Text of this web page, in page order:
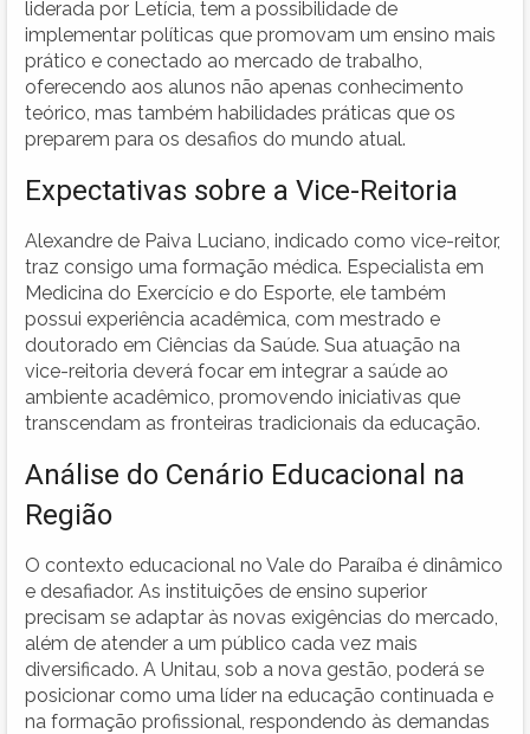
liderada por Letícia, tem a possibilidade de
implementar políticas que promovam um ensino mais
prático e conectado ao mercado de trabalho,
oferecendo aos alunos não apenas conhecimento
teórico, mas também habilidades práticas que os
preparem para os desafios do mundo atual.
Expectativas sobre a Vice-Reitoria
Alexandre de Paiva Luciano, indicado como vice-reitor,
traz consigo uma formação médica. Especialista em
Medicina do Exercício e do Esporte, ele também
possui experiência acadêmica, com mestrado e
doutorado em Ciências da Saúde. Sua atuação na
vice-reitoria deverá focar em integrar a saúde ao
ambiente acadêmico, promovendo iniciativas que
transcendam as fronteiras tradicionais da educação.
Análise do Cenário Educacional na
Região
O contexto educacional no Vale do Paraíba é dinâmico
e desafiador. As instituições de ensino superior
precisam se adaptar às novas exigências do mercado,
além de atender a um público cada vez mais
diversificado. A Unitau, sob a nova gestão, poderá se
posicionar como uma líder na educação continuada e
na formação profissional, respondendo às demandas